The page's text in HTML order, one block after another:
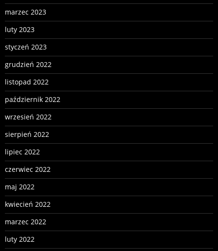
marzec 2023
luty 2023
styczeń 2023
grudzień 2022
listopad 2022
październik 2022
wrzesień 2022
sierpień 2022
lipiec 2022
czerwiec 2022
maj 2022
kwiecień 2022
marzec 2022
luty 2022